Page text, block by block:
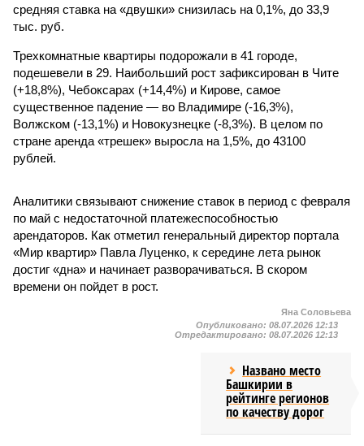
средняя ставка на «двушки» снизилась на 0,1%, до 33,9
тыс. руб.
Трехкомнатные квартиры подорожали в 41 городе,
подешевели в 29. Наибольший рост зафиксирован в Чите
(+18,8%), Чебоксарах (+14,4%) и Кирове, самое
существенное падение — во Владимире (-16,3%),
Волжском (-13,1%) и Новокузнецке (-8,3%). В целом по
стране аренда «трешек» выросла на 1,5%, до 43100
рублей.
Аналитики связывают снижение ставок в период с февраля
по май с недостаточной платежеспособностью
арендаторов. Как отметил генеральный директор портала
«Мир квартир» Павла Луценко, к середине лета рынок
достиг «дна» и начинает разворачиваться. В скором
времени он пойдет в рост.
Яна Соловьева
Опубликовано: 08.07.2026 12:13
Отредактировано: 08.07.2026 12:13
Названо место
Башкирии в
рейтинге регионов
по качеству дорог